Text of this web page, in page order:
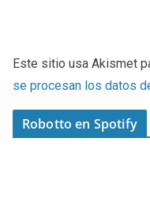
Este sitio usa Akismet
se procesan los datos
Robotto en Spotify